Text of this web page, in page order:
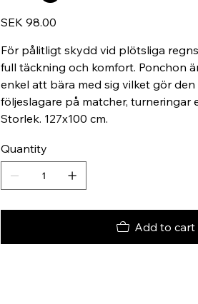
Price
SEK 98.00
För pålitligt skydd vid plötsliga
full täckning och komfort. Ponchon
enkel att bära med sig vilket gör
följeslagare på matcher, turneringar
Storlek. 127x100 cm.
Quantity
Add to cart